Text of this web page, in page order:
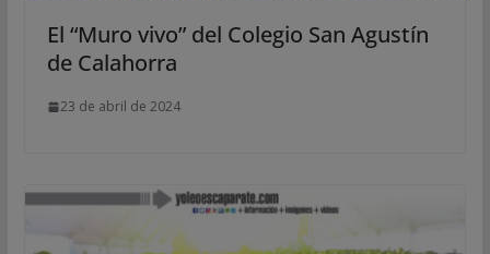
El “Muro vivo” del Colegio San Agustín
de Calahorra
23 de abril de 2024